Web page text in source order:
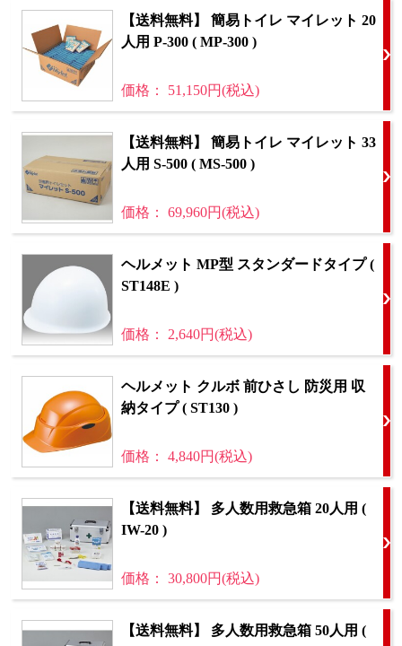
【送料無料】 簡易トイレ マイレット 20
人用 P-300 ( MP-300 )
価格： 51,150円(税込)
【送料無料】 簡易トイレ マイレット 33
人用 S-500 ( MS-500 )
価格： 69,960円(税込)
ヘルメット MP型 スタンダードタイプ (
ST148E )
価格： 2,640円(税込)
ヘルメット クルボ 前ひさし 防災用 収
納タイプ ( ST130 )
価格： 4,840円(税込)
【送料無料】 多人数用救急箱 20人用 (
IW-20 )
価格： 30,800円(税込)
【送料無料】 多人数用救急箱 50人用 (